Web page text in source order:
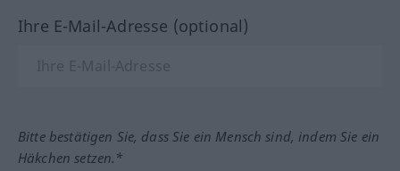
Ihre E-Mail-Adresse (optional)
Bitte bestätigen Sie, dass Sie ein Mensch sind, indem Sie ein
Häkchen setzen.*